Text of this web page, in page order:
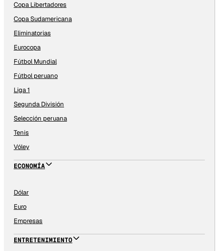
Copa Libertadores
Copa Sudamericana
Eliminatorias
Eurocopa
Fútbol Mundial
Fútbol peruano
Liga 1
Segunda División
Selección peruana
Tenis
Vóley
ECONOMÍA
Dólar
Euro
Empresas
ENTRETENIMIENTO